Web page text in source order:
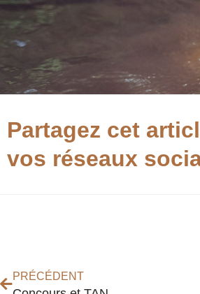
Partagez cet
vos réseaux
PRÉCÉDENT